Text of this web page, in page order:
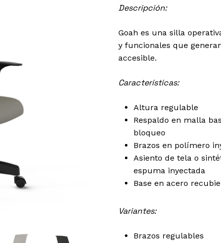
Descripción:
Goah es una silla
y funcionales que
accesible.
Características:
Altura regulable
Respaldo en malla
bloqueo
Brazos en polímero
Asiento de tela o
espuma inyectada
Base en acero
Variantes:
Brazos regulables